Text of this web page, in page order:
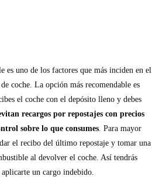
es uno de los factores que más inciden en el
coche. La opción más recomendable es
el coche con el depósito lleno y debes
recargos por repostajes con precios
sobre lo que consumes. Para mayor
el recibo del último repostaje y tomar una
al devolver el coche. Así tendrás
un cargo indebido.